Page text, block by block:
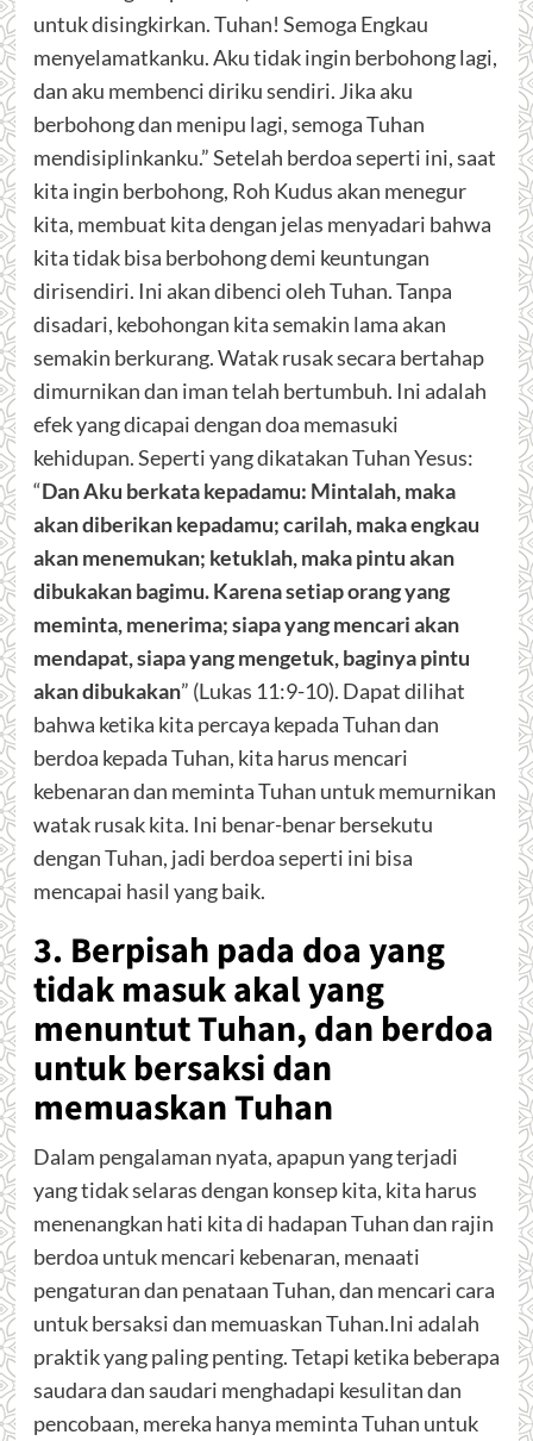
untuk disingkirkan. Tuhan! Semoga Engkau
menyelamatkanku. Aku tidak ingin berbohong lagi,
dan aku membenci diriku sendiri. Jika aku
berbohong dan menipu lagi, semoga Tuhan
mendisiplinkanku.” Setelah berdoa seperti ini, saat
kita ingin berbohong, Roh Kudus akan menegur
kita, membuat kita dengan jelas menyadari bahwa
kita tidak bisa berbohong demi keuntungan
dirisendiri. Ini akan dibenci oleh Tuhan. Tanpa
disadari, kebohongan kita semakin lama akan
semakin berkurang. Watak rusak secara bertahap
dimurnikan dan iman telah bertumbuh. Ini adalah
efek yang dicapai dengan doa memasuki
kehidupan. Seperti yang dikatakan Tuhan Yesus:
“Dan Aku berkata kepadamu: Mintalah, maka
akan diberikan kepadamu; carilah, maka engkau
akan menemukan; ketuklah, maka pintu akan
dibukakan bagimu. Karena setiap orang yang
meminta, menerima; siapa yang mencari akan
mendapat, siapa yang mengetuk, baginya pintu
akan dibukakan” (Lukas 11:9-10). Dapat dilihat
bahwa ketika kita percaya kepada Tuhan dan
berdoa kepada Tuhan, kita harus mencari
kebenaran dan meminta Tuhan untuk memurnikan
watak rusak kita. Ini benar-benar bersekutu
dengan Tuhan, jadi berdoa seperti ini bisa
mencapai hasil yang baik.
3. Berpisah pada doa yang
tidak masuk akal yang
menuntut Tuhan, dan berdoa
untuk bersaksi dan
memuaskan Tuhan
Dalam pengalaman nyata, apapun yang terjadi
yang tidak selaras dengan konsep kita, kita harus
menenangkan hati kita di hadapan Tuhan dan rajin
berdoa untuk mencari kebenaran, menaati
pengaturan dan penataan Tuhan, dan mencari cara
untuk bersaksi dan memuaskan Tuhan.Ini adalah
praktik yang paling penting. Tetapi ketika beberapa
saudara dan saudari menghadapi kesulitan dan
pencobaan, mereka hanya meminta Tuhan untuk